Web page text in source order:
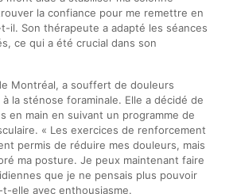
la confiance pour me remettre en
il. Son thérapeute a adapté les séances
ce qui a été crucial dans son
Montréal, a souffert de douleurs
la sténose foraminale. Elle a décidé de
en main en suivant un programme de
« Les exercices de renforcement
permis de réduire mes douleurs, mais
ma posture. Je peux maintenant faire
que je ne pensais plus pouvoir
elle avec enthousiasme.